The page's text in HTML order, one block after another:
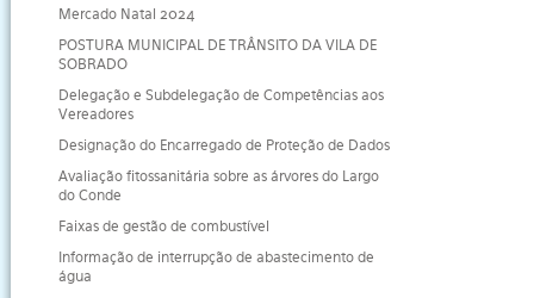
Mercado Natal 2024
POSTURA MUNICIPAL DE TRÂNSITO DA VILA DE
SOBRADO
Delegação e Subdelegação de Competências aos
Vereadores
Designação do Encarregado de Proteção de Dados
Avaliação fitossanitária sobre as árvores do Largo
do Conde
Faixas de gestão de combustível
Informação de interrupção de abastecimento de
água